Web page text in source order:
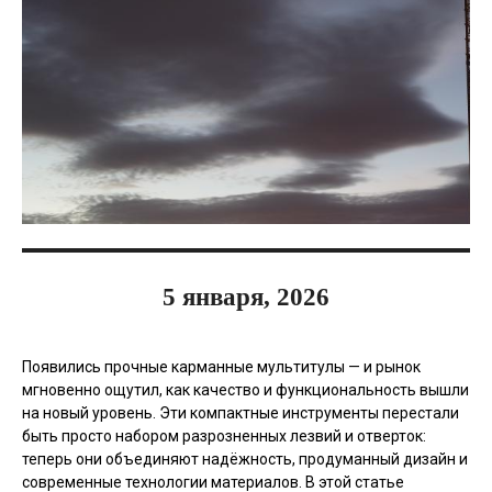
5 января, 2026
Появились прочные карманные мультитулы — и рынок
мгновенно ощутил, как качество и функциональность вышли
на новый уровень. Эти компактные инструменты перестали
быть просто набором разрозненных лезвий и отверток:
теперь они объединяют надёжность, продуманный дизайн и
современные технологии материалов. В этой статье